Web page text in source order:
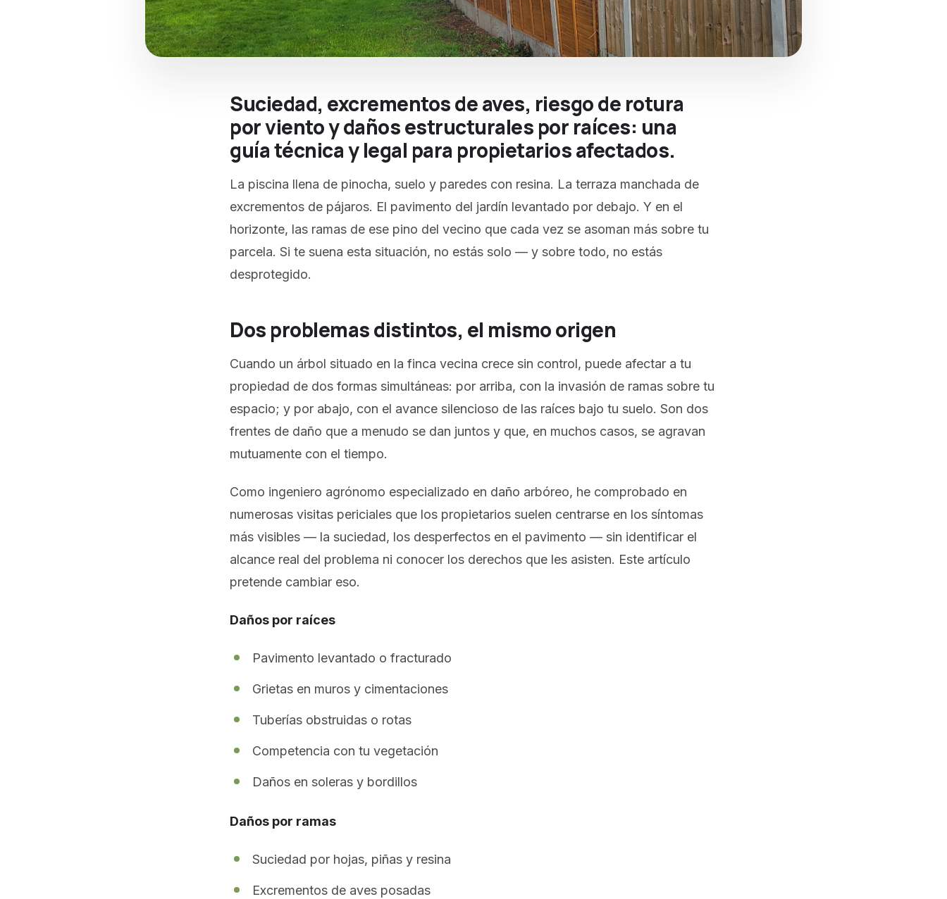
Suciedad, excrementos de aves, riesgo de rotura
por viento y daños estructurales por raíces: una
guía técnica y legal para propietarios afectados.
La piscina llena de pinocha, suelo y paredes con resina. La terraza manchada de
excrementos de pájaros. El pavimento del jardín levantado por debajo. Y en el
horizonte, las ramas de ese pino del vecino que cada vez se asoman más sobre tu
parcela. Si te suena esta situación, no estás solo — y sobre todo, no estás
desprotegido.
Dos problemas distintos, el mismo origen
Cuando un árbol situado en la finca vecina crece sin control, puede afectar a tu
propiedad de dos formas simultáneas: por arriba, con la invasión de ramas sobre tu
espacio; y por abajo, con el avance silencioso de las raíces bajo tu suelo. Son dos
frentes de daño que a menudo se dan juntos y que, en muchos casos, se agravan
mutuamente con el tiempo.
Como ingeniero agrónomo especializado en daño arbóreo, he comprobado en
numerosas visitas periciales que los propietarios suelen centrarse en los síntomas
más visibles — la suciedad, los desperfectos en el pavimento — sin identificar el
alcance real del problema ni conocer los derechos que les asisten. Este artículo
pretende cambiar eso.
Daños por raíces
Pavimento levantado o fracturado
Grietas en muros y cimentaciones
Tuberías obstruidas o rotas
Competencia con tu vegetación
Daños en soleras y bordillos
Daños por ramas
Suciedad por hojas, piñas y resina
Excrementos de aves posadas